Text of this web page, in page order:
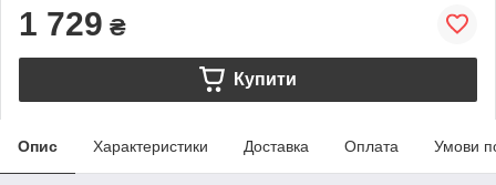
1 729 ₴
Купити
Опис Характеристики Доставка Оплата Умови